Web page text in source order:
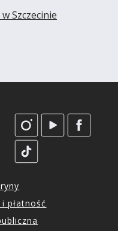
Szczecinie
płatność